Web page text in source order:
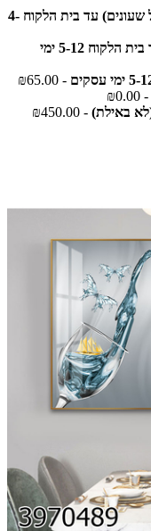
משלוח תמונה קטנה(עד 120 ס"מ ,כולל שעונים) עד בית הלקוח 4-
משלוח תמונה גדולה(מעל 120 ס"מ) עד בית הלקוח 5-12 ימי
- ₪65.00
- ₪0.00
- ₪450.00